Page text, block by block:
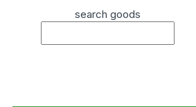
search goods